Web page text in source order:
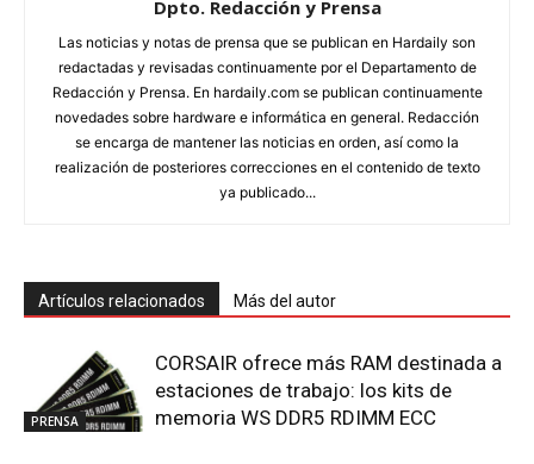
Dpto. Redacción y Prensa
Las noticias y notas de prensa que se publican en Hardaily son
redactadas y revisadas continuamente por el Departamento de
Redacción y Prensa. En hardaily.com se publican continuamente
novedades sobre hardware e informática en general. Redacción
se encarga de mantener las noticias en orden, así como la
realización de posteriores correcciones en el contenido de texto
ya publicado...
Artículos relacionados Más del autor
PRENSA
CORSAIR ofrece más RAM destinada a
estaciones de trabajo: los kits de
memoria WS DDR5 RDIMM ECC